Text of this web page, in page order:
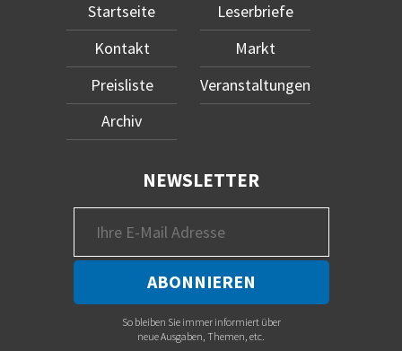
Startseite
Kontakt
Preisliste
Archiv
Leserbriefe
Markt
Veranstaltungen
NEWSLETTER
So bleiben Sie immer informiert über
neue Ausgaben, Themen, etc.